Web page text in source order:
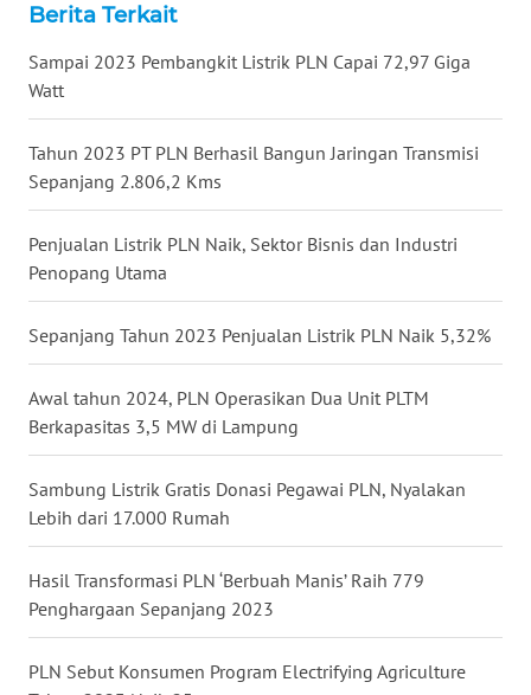
Berita Terkait
Sampai 2023 Pembangkit Listrik PLN Capai 72,97 Giga
Watt
Tahun 2023 PT PLN Berhasil Bangun Jaringan Transmisi
Sepanjang 2.806,2 Kms
Penjualan Listrik PLN Naik, Sektor Bisnis dan Industri
Penopang Utama
Sepanjang Tahun 2023 Penjualan Listrik PLN Naik 5,32%
Awal tahun 2024, PLN Operasikan Dua Unit PLTM
Berkapasitas 3,5 MW di Lampung
Sambung Listrik Gratis Donasi Pegawai PLN, Nyalakan
Lebih dari 17.000 Rumah
Hasil Transformasi PLN ‘Berbuah Manis’ Raih 779
Penghargaan Sepanjang 2023
PLN Sebut Konsumen Program Electrifying Agriculture
TAPANULI
WN DELI
SERDANG
WN
TEBING
TINGGI
WN
KARAWANG
BEKASI
BOGOR
DEPOK